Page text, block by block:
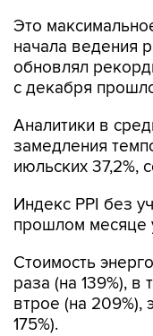
Это
начала ведения
обновлял
с декабря
Аналитики в
замедления
июльских 37,2%,
Индекс PPI без
прошлом месяце
Стоимость
раза (на 139%), в
втрое (на 209%),
175%).